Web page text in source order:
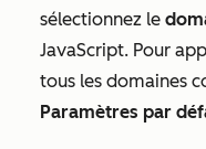
sélectionnez le
JavaScript. Pour
tous les domaines
Paramètres par